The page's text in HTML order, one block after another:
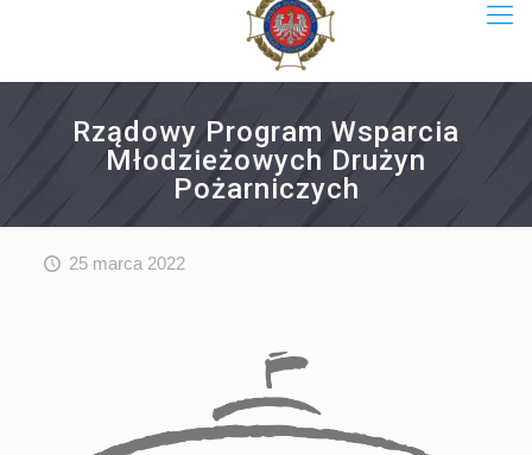
Rządowy Program Wsparcia
Młodzieżowych Drużyn
Pożarniczych
25 marca 2022